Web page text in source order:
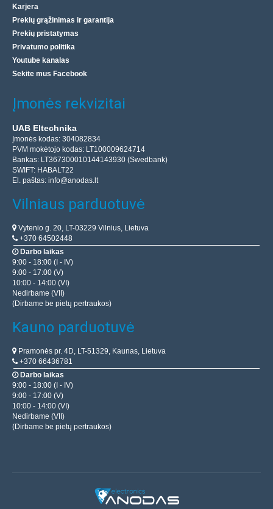
Karjera
Prekių grąžinimas ir garantija
Prekių pristatymas
Privatumo politika
Youtube kanalas
Sekite mus Facebook
Įmonės rekvizitai
UAB Eltechnika
Įmonės kodas: 304082834
PVM mokėtojo kodas: LT100009624714
Bankas: LT367300010144143930 (Swedbank)
SWIFT: HABALT22
El. paštas: info@anodas.lt
Vilniaus parduotuvė
Vytenio g. 20, LT-03229 Vilnius, Lietuva
+370 64502448
Darbo laikas
9:00 - 18:00 (I - IV)
9:00 - 17:00 (V)
10:00 - 14:00 (VI)
Nedirbame (VII)
(Dirbame be pietų pertraukos)
Kauno parduotuvė
Pramonės pr. 4D, LT-51329, Kaunas, Lietuva
+370 66436781
Darbo laikas
9:00 - 18:00 (I - IV)
9:00 - 17:00 (V)
10:00 - 14:00 (VI)
Nedirbame (VII)
(Dirbame be pietų pertraukos)